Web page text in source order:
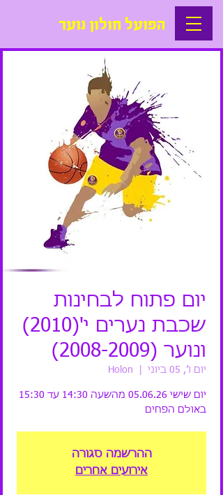
הפועל חולון נוער
יום פתוח לבחינות
שכבת נערים י'(2010)
ונוער (2008-2009)
יום ו׳, 05 ביוני Holon
יום שישי 05.06.26 מהשעה 14:30 עד 15:30
באולם הפחים
ההרשמה סגורה
אירועים אחרים